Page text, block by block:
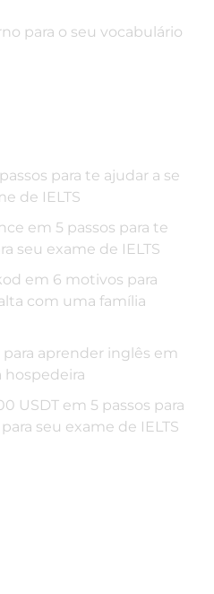
para o seu vocabulário
para te ajudar a se
de IELTS
em 5 passos para te
seu exame de IELTS
em 6 motivos para
com uma família
aprender inglês em
hospedeira
USDT em 5 passos para
seu exame de IELTS